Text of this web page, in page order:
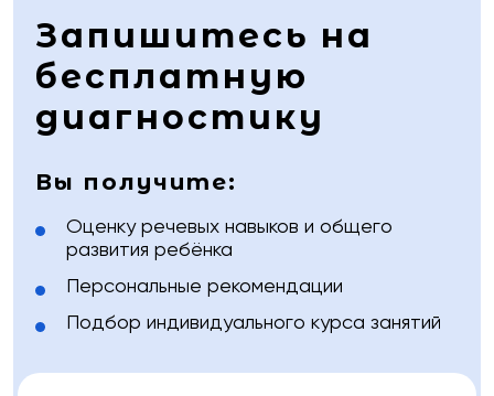
Запишитесь на
бесплатную
диагностику
Вы получите:
Оценку речевых навыков и общего
развития ребёнка
Персональные рекомендации
Подбор индивидуального курса занятий